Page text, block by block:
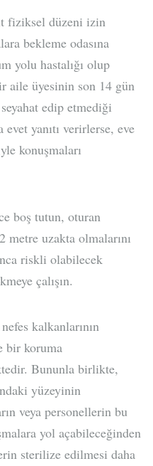
fiziksel düzeni izin
bekleme odasına
yolu hastalığı olup
aile üyesinin son 14 gün
edip etmediği
yanıtı verirlerse, eve
konuşmaları
boş tutun, oturan
uzakta olmalarını
riskli olabilecek
çalışın.
kalkanlarının
bir koruma
Bununla birlikte,
yüzeyinin
veya personellerin bu
yol açabileceğinden
sterilize edilmesi daha